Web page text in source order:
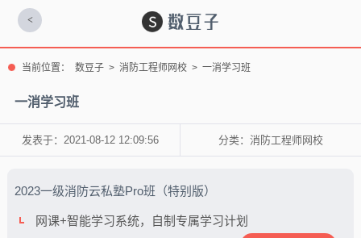
<
当前位置： 数豆子 > 消防工程师网校 > 一消学习班
一消学习班
发表于：2021-08-12 12:09:56 分类： 消防工程师网校
2023一级消防云私塾Pro班（特别版）
网课+智能学习系统，自制专属学习计划